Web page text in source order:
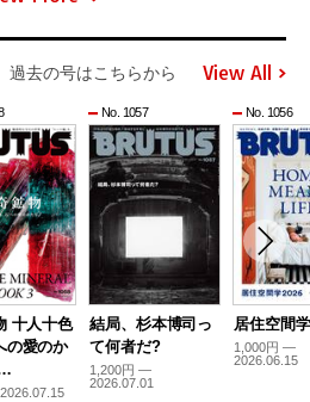
過去の号はこちらから View All
十人十色
の愛のか
No. 1057
結局、杉本博司っ
て何者だ?
1,200円 —
2026.07.01
No. 1056
居住空間
1,000円 —
2026.06.15